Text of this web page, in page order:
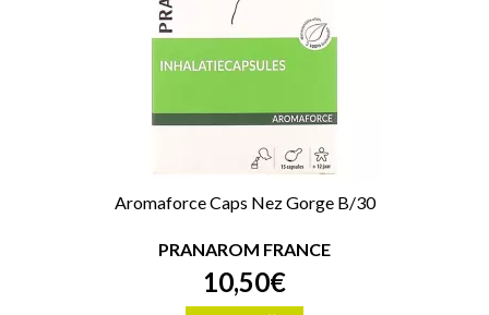
Aromaforce Caps Nez Gorge B/30
PRANAROM FRANCE
10,50€